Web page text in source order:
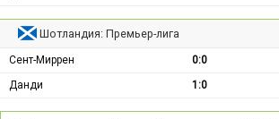
Шотландия: Премьер-лига
Сент-Миррен 0:0
Данди
1:0